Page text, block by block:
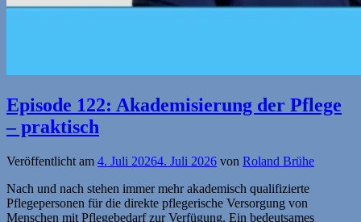
Episode 122: Akademisierung der Pflege
– praktisch
Veröffentlicht am 4. Juli 20264. Juli 2026 von Roland Brühe
Nach und nach stehen immer mehr akademisch qualifizierte
Pflegepersonen für die direkte pflegerische Versorgung von
Menschen mit Pflegebedarf zur Verfügung. Ein bedeutsames